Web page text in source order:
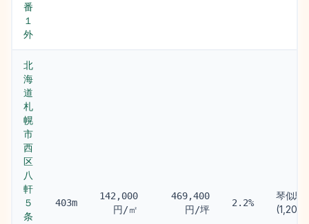
番
１
外
北
海
道
札
幌
市
西
区
八
軒
５
条
403m
142,000
円/㎡
469,400
円/坪
2.2%
琴似駅